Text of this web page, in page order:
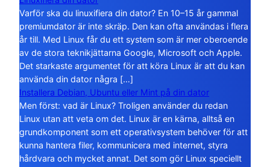
Varför ska du linuxifiera din dator? En 10–15 år gammal
premiumdator är inte skräp. Den kan ofta användas i flera
år till. Med Linux får du ett system som är mer oberoende
av de stora teknikjättarna Google, Microsoft och Apple.
Det starkaste argumentet för att köra Linux är att du kan
använda din dator några […]
Installera Debian, Ubuntu eller Mint på din dator
Men först: vad är Linux? Troligen använder du redan
Linux utan att veta om det. Linux är en kärna, alltså en
grundkomponent som ett operativsystem behöver för att
kunna hantera filer, kommunicera med internet, styra
hårdvara och mycket annat. Det som gör Linux speciellt